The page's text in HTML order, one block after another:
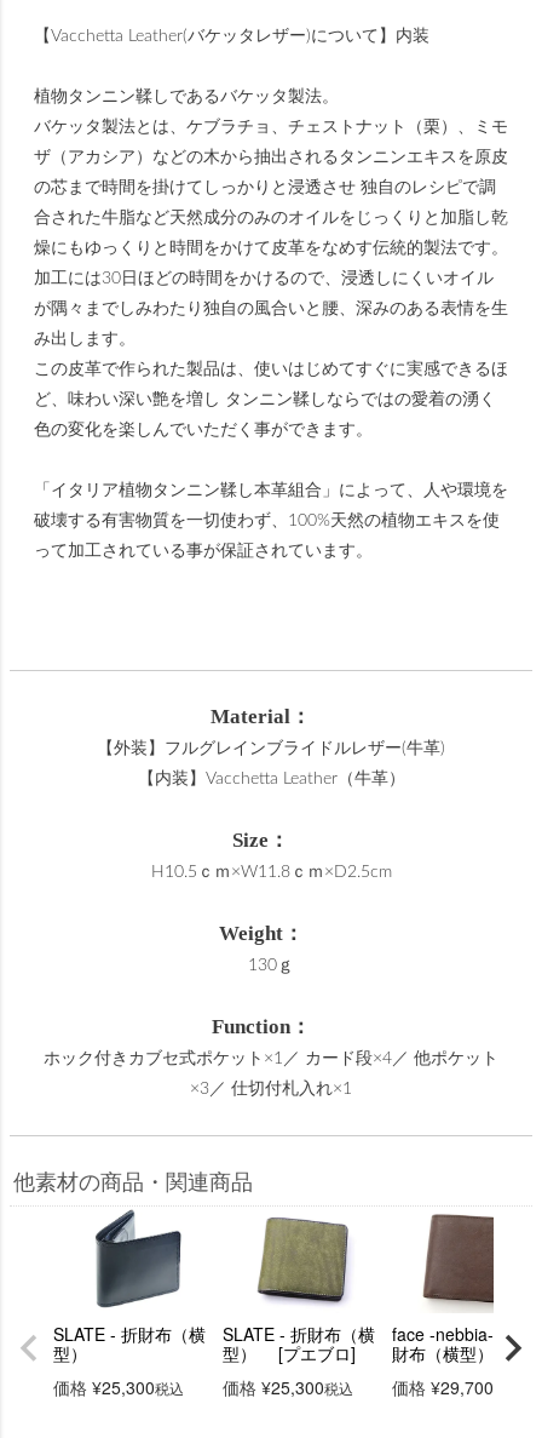
【Vacchetta Leather(バケッタレザー)について】内装
植物タンニン鞣しであるバケッタ製法。
バケッタ製法とは、ケブラチョ、チェストナット（栗）、ミモ
ザ（アカシア）などの木から抽出されるタンニンエキスを原皮
の芯まで時間を掛けてしっかりと浸透させ 独自のレシピで調
合された牛脂など天然成分のみのオイルをじっくりと加脂し乾
燥にもゆっくりと時間をかけて皮革をなめす伝統的製法です。
加工には30日ほどの時間をかけるので、浸透しにくいオイル
が隅々までしみわたり独自の風合いと腰、深みのある表情を生
み出します。
この皮革で作られた製品は、使いはじめてすぐに実感できるほ
ど、味わい深い艶を増し タンニン鞣しならではの愛着の湧く
色の変化を楽しんでいただく事ができます。
「イタリア植物タンニン鞣し本革組合」によって、人や環境を
破壊する有害物質を一切使わず、100%天然の植物エキスを使
って加工されている事が保証されています。
Material：
【外装】フルグレインブライドルレザー(牛革)
【内装】Vacchetta Leather（牛革）
Size：
H10.5ｃｍ×W11.8ｃｍ×D2.5cm
Weight：
130ｇ
Function：
ホック付きカブセ式ポケット×1／ カード段×4／ 他ポケット
×3／ 仕切付札入れ×1
他素材の商品・関連商品
SLATE - 折財布（横
型）
価格 ¥25,300税込
SLATE - 折財布（横
型） [プエブロ]
価格 ¥25,300税込
face -nebbia- 二ツ
財布（横型）
価格 ¥29,700